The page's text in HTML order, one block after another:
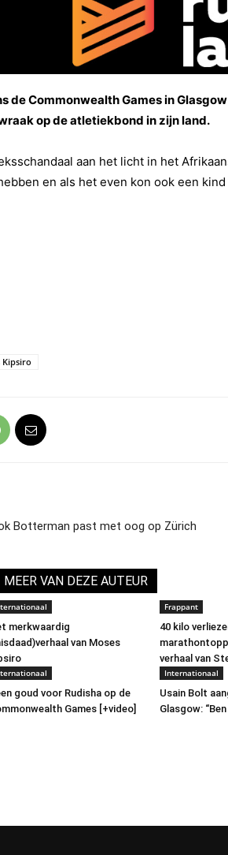
de Commonwealth Games in
op de atletiekbond in zijn land.
aan het licht in het
en als het even kon ook een
Kipsiro
Botterman past met oog op Zürich
MEER VAN DEZE AUTEUR
merkwaardig
van Moses
Frappant
40 kilo
verhaal van
goud voor Rudisha op de
Games [+video]
Internationaal
Usain Bolt
Glasgow: